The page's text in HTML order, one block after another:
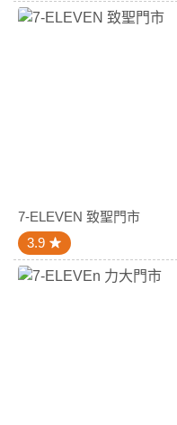
7-ELEVEN 致聖門市
3.9